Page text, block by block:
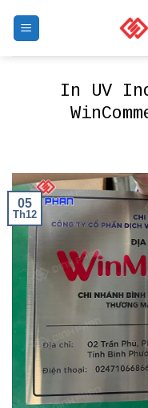
In UV
05
Th12